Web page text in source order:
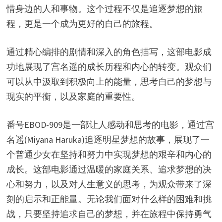
惜身边的人和事物。这个过程不仅是追逐梦想的旅
程，更是一个成为更好的自己的旅程。
通过精心编排的剧情和深入的角色描写，这部电影成
功地展现了宫名遥的成长历程和内心的转变。观众们
可以从中汲取到积极向上的能量，思考自己的梦想与
现实的平衡，以及家庭的重要性。
番号EBOD-909是一部让人感动和思考的电影，通过宫
名遥(Miyana Haruka)追逐明星梦想的故事，展现了一
个普通少女在坚持和努力中实现梦想的艰辛和内心的
成长。这部电影通过温暖的家庭关系、追求梦想的决
心和努力，以及对人生意义的思考，为观众带来了深
刻的启示和正能量。无论我们面对什么样的困难和挑
战，只要坚持追求自己的梦想，并在旅程中保持勇气